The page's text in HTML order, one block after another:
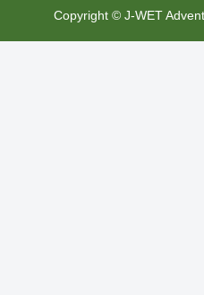
Copyright © J-WET